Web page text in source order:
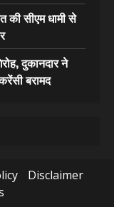
सीएम धामी से
दुकानदार ने
बरामद
Disclaimer